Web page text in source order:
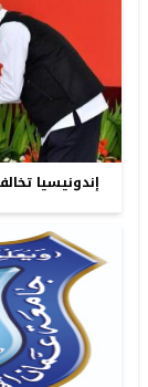
إندونيسيا